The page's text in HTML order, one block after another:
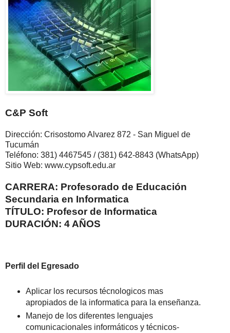
C&P Soft
Dirección: Crisostomo Alvarez 872 - San Miguel de
Tucumán
Teléfono: 381) 4467545 / (381) 642-8843 (WhatsApp)
Sitio Web: www.cypsoft.edu.ar
CARRERA: Profesorado de Educación
Secundaria en Informatica
TÍTULO: Profesor de Informatica
DURACIÓN: 4 AÑOS
Perfil del Egresado
Aplicar los recursos técnologicos mas
apropiados de la informatica para la enseñanza.
Manejo de los diferentes lenguajes
comunicacionales informáticos y técnicos-